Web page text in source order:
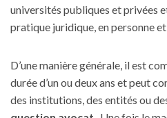
universités publiques et privées
pratique juridique, en personne
D’une manière générale, il est
durée d’un ou deux ans et peut
des institutions, des entités ou